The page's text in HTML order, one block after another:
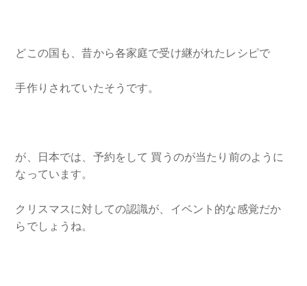
どこの国も、昔から各家庭で受け継がれたレシピで
手作りされていたそうです。
が、日本では、予約をして 買うのが当たり前のように
なっています。
クリスマスに対しての認識が、イベント的な感覚だか
らでしょうね。